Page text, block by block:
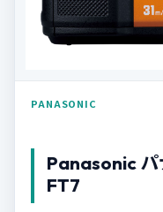
PANASONIC
Panasonic
FT7